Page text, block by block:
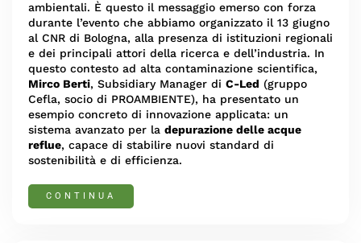
ambientali. È questo il messaggio emerso con forza
durante l’evento che abbiamo organizzato il 13 giugno
al CNR di Bologna, alla presenza di istituzioni regionali
e dei principali attori della ricerca e dell’industria. In
questo contesto ad alta contaminazione scientifica,
Mirco Berti, Subsidiary Manager di C-Led (gruppo
Cefla, socio di PROAMBIENTE), ha presentato un
esempio concreto di innovazione applicata: un
sistema avanzato per la depurazione delle acque
reflue, capace di stabilire nuovi standard di
sostenibilità e di efficienza.
CONTINUA